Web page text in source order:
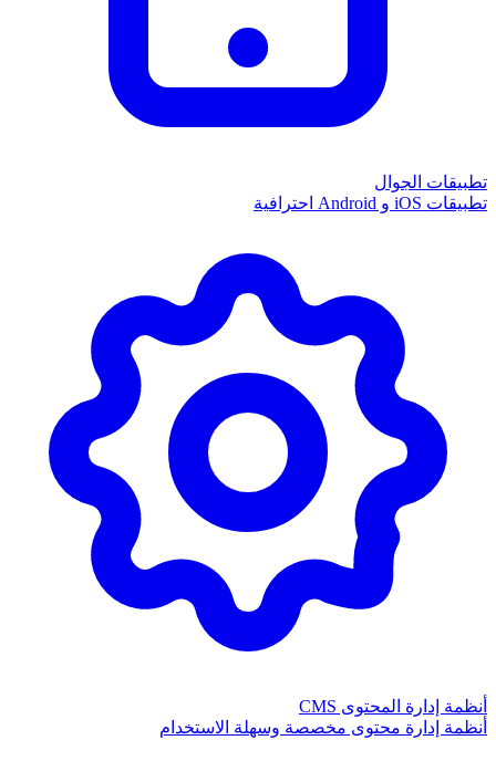
تطبيقات الجوال
تطبيقات iOS و Android احترافية
أنظمة إدارة المحتوى CMS
أنظمة إدارة محتوى مخصصة وسهلة الاستخدام